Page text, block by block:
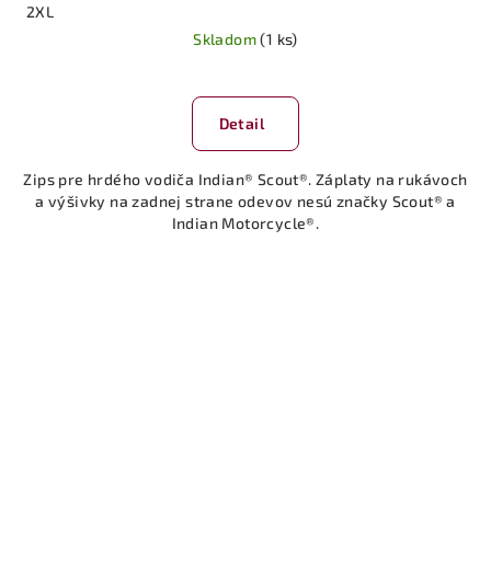
2XL
Skladom(1 ks)
Detail
Zips pre hrdého vodiča Indian® Scout®. Záplaty na rukávoch
a výšivky na zadnej strane odevov nesú značky Scout® a
Indian Motorcycle®.